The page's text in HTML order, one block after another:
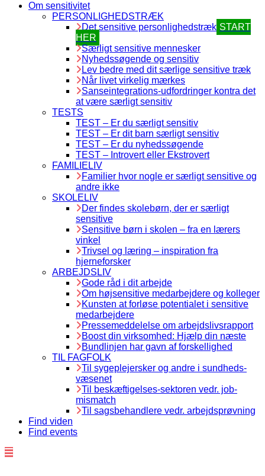
Om sensitivitet
PERSONLIGHEDSTRÆK
Det sensitive personlighedstræk START
HER
Særligt sensitive mennesker
Nyhedssøgende og sensitiv
Lev bedre med dit særlige sensitive træk
Når livet virkelig mærkes
Sanseintegrations-udfordringer kontra det
at være særligt sensitiv
TESTS
TEST – Er du særligt sensitiv
TEST – Er dit barn særligt sensitiv
TEST – Er du nyhedssøgende
TEST – Introvert eller Ekstrovert
FAMILIELIV
Familier hvor nogle er særligt sensitive og
andre ikke
SKOLELIV
Der findes skolebørn, der er særligt
sensitive
Sensitive børn i skolen – fra en lærers
vinkel
Trivsel og læring – inspiration fra
hjerneforsker
ARBEJDSLIV
Gode råd i dit arbejde
Om højsensitive medarbejdere og kolleger
Kunsten at forløse potentialet i sensitive
medarbejdere
Pressemeddelelse om arbejdslivsrapport
Boost din virksomhed: Hjælp din næste
Bundlinjen har gavn af forskellighed
TIL FAGFOLK
Til sygeplejersker og andre i sundheds-
væsenet
Til beskæftigelses-sektoren vedr. job-
mismatch
Til sagsbehandlere vedr. arbejdsprøvning
Find viden
Find events